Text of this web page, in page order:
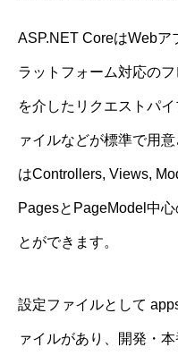
ASP.NET CoreはWebア
ラットフォーム対応の
を介したリクエストパ
ァイルなどが標準で用
はControllers, Views,
PagesとPageModel中
とができます。
設定ファイルとして
ァイルがあり、開発・